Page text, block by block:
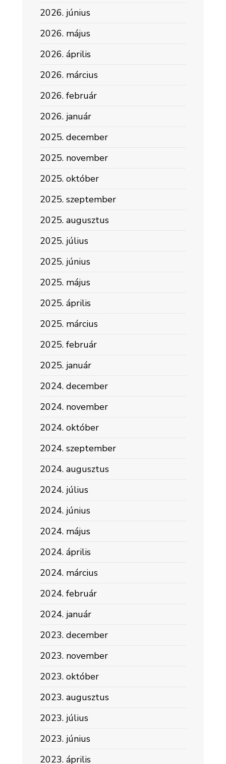
2026. június
2026. május
2026. április
2026. március
2026. február
2026. január
2025. december
2025. november
2025. október
2025. szeptember
2025. augusztus
2025. július
2025. június
2025. május
2025. április
2025. március
2025. február
2025. január
2024. december
2024. november
2024. október
2024. szeptember
2024. augusztus
2024. július
2024. június
2024. május
2024. április
2024. március
2024. február
2024. január
2023. december
2023. november
2023. október
2023. augusztus
2023. július
2023. június
2023. április